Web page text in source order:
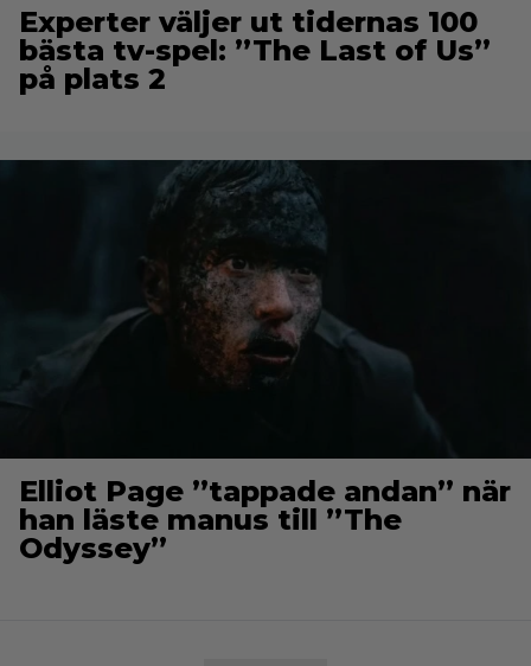
Experter väljer ut tidernas 100
bästa tv-spel: ”The Last of Us”
på plats 2
Elliot Page ”tappade andan” när
han läste manus till ”The
Odyssey”